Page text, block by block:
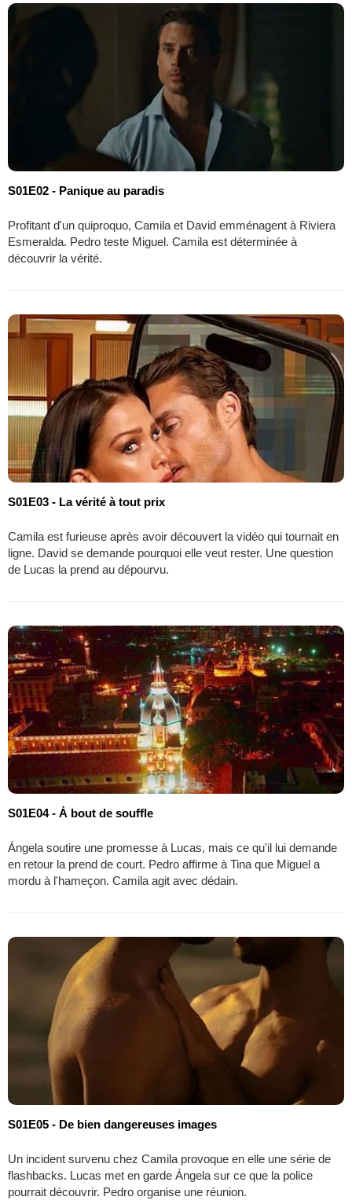
S01E02 - Panique au paradis
Profitant d'un quiproquo, Camila et David emménagent à Riviera
Esmeralda. Pedro teste Miguel. Camila est déterminée à
découvrir la vérité.
S01E03 - La vérité à tout prix
Camila est furieuse après avoir découvert la vidéo qui tournait en
ligne. David se demande pourquoi elle veut rester. Une question
de Lucas la prend au dépourvu.
S01E04 - À bout de souffle
Ángela soutire une promesse à Lucas, mais ce qu'il lui demande
en retour la prend de court. Pedro affirme à Tina que Miguel a
mordu à l'hameçon. Camila agit avec dédain.
S01E05 - De bien dangereuses images
Un incident survenu chez Camila provoque en elle une série de
flashbacks. Lucas met en garde Ángela sur ce que la police
pourrait découvrir. Pedro organise une réunion.